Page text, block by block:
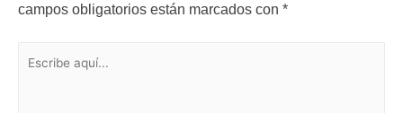
campos obligatorios están marcados con *